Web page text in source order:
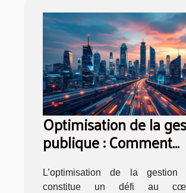
Optimisation de la
publique : Comment
améliorer l'efficacité?
L’optimisation de la gestion
constitue un défi au